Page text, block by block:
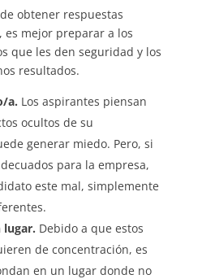
obtener respuestas
mejor preparar a los
que les den seguridad y los
resultados.
a. Los aspirantes piensan
ocultos de su
generar miedo. Pero, si
para la empresa,
este mal, simplemente
lugar. Debido a que estos
de concentración, es
en un lugar donde no